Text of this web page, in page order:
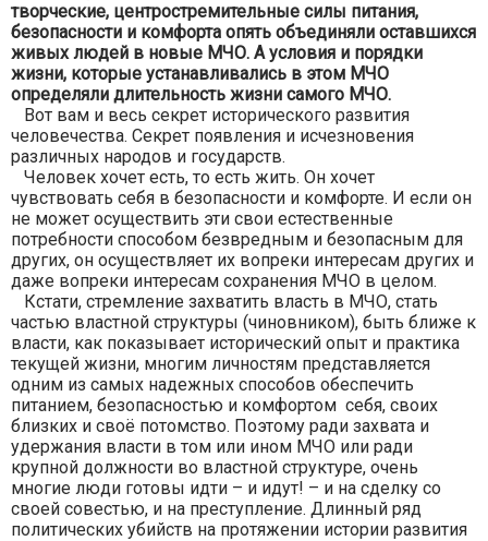
творческие, центростремительные силы питания,
безопасности и комфорта опять объединяли оставшихся
живых людей в новые МЧО. А условия и порядки
жизни, которые устанавливались в этом МЧО
определяли длительность жизни самого МЧО.
Вот вам и весь секрет исторического развития
человечества. Секрет появления и исчезновения
различных народов и государств.
Человек хочет есть, то есть жить. Он хочет
чувствовать себя в безопасности и комфорте. И если он
не может осуществить эти свои естественные
потребности способом безвредным и безопасным для
других, он осуществляет их вопреки интересам других и
даже вопреки интересам сохранения МЧО в целом.
Кстати, стремление захватить власть в МЧО, стать
частью властной структуры (чиновником), быть ближе к
власти, как показывает исторический опыт и практика
текущей жизни, многим личностям представляется
одним из самых надежных способов обеспечить
питанием, безопасностью и комфортом себя, своих
близких и своё потомство. Поэтому ради захвата и
удержания власти в том или ином МЧО или ради
крупной должности во властной структуре, очень
многие люди готовы идти – и идут! – и на сделку со
своей совестью, и на преступление. Длинный ряд
политических убийств на протяжении истории развития